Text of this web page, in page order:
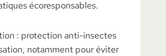
écoresponsables.
: protection anti-insectes
notamment pour éviter